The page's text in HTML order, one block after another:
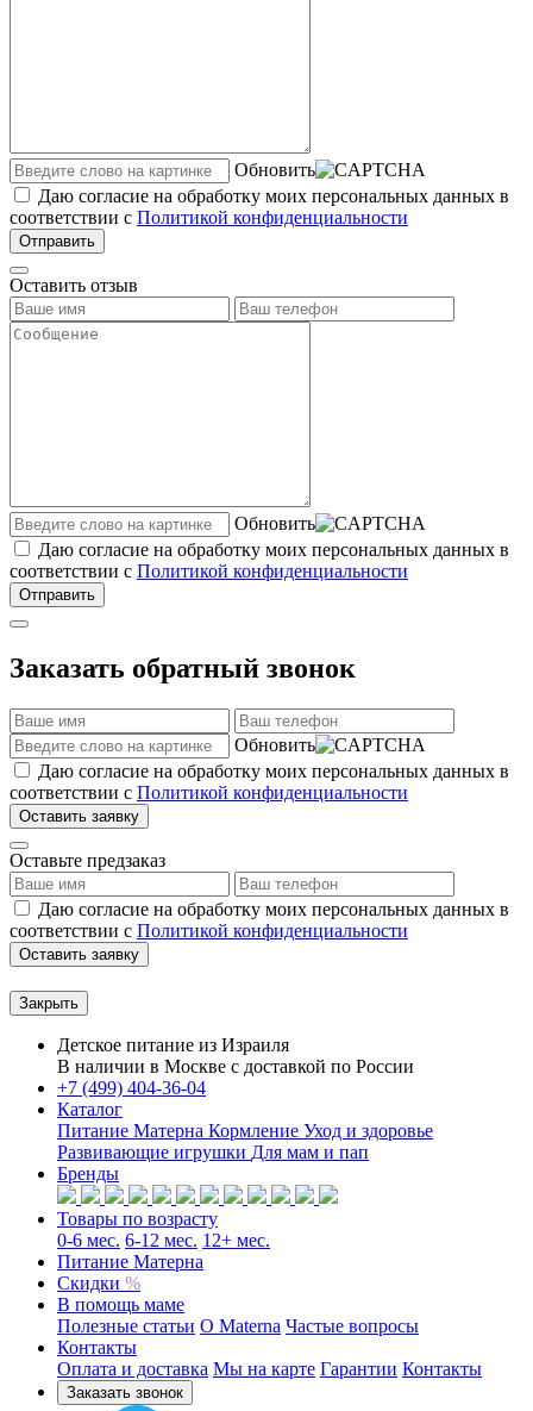
Обновить
Даю согласие на обработку моих персональных данных в
соответствии с Политикой конфиденциальности
Отправить
Оставить отзыв
Обновить
Даю согласие на обработку моих персональных данных в
соответствии с Политикой конфиденциальности
Отправить
Заказать обратный звонок
Обновить
Даю согласие на обработку моих персональных данных в
соответствии с Политикой конфиденциальности
Оставить заявку
Оставьте предзаказ
Даю согласие на обработку моих персональных данных в
соответствии с Политикой конфиденциальности
Оставить заявку
Закрыть
Детское питание из Израиля
В наличии в Москве с доставкой по России
+7 (499) 404-36-04
Каталог
Питание Матерна Кормление Уход и здоровье
Развивающие игрушки Для мам и пап
Бренды
Товары по возрасту
0-6 мес. 6-12 мес. 12+ мес.
Питание Матерна
Скидки %
В помощь маме
Полезные статьи O Materna Частые вопросы
Контакты
Оплата и доставка Мы на карте Гарантии Контакты
Заказать звонок